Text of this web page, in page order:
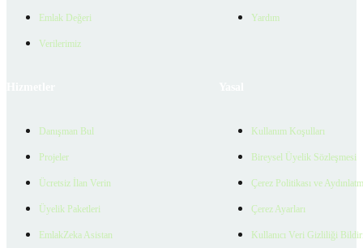
Emlak Değeri
Verilerimiz
Yardım
Danışman Bul
Projeler
Ücretsiz İlan Verin
Üyelik Paketleri
EmlakZeka Asistan
Kullanım Koşulları
Bireysel Üyelik Sözleşmesi
Çerez Politikası ve
Çerez Ayarları
Kullanıcı Veri Gizliliği